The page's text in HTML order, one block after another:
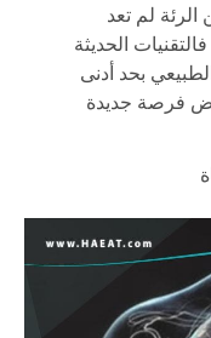
لم تعد
الحديثة
بحد أدنى
فرصة جديدة